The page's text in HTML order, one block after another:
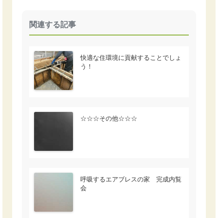
関連する記事
快適な住環境に貢献することでしょ
う！
☆☆☆その他☆☆☆
呼吸するエアブレスの家 完成内覧
会